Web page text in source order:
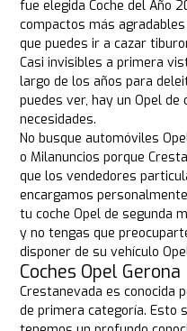
fue elegida Coche del Año
compactos más
que puedes ir a cazar
Casi invisibles a primera
largo de los años para
puedes ver, hay un Opel
necesidades.
No busque automóviles
o Milanuncios porque
que los vendedores
encargamos
tu coche Opel de segunda
y no tengas que
disponer de su vehículo
Coches Opel Gerona
Crestanevada es conocida
de primera categoría. Esto